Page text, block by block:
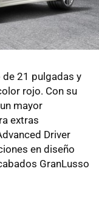
21 pulgadas y
rojo. Con su
mayor
extras
Driver
en diseño
GranLusso